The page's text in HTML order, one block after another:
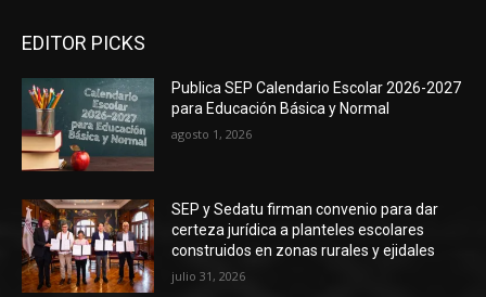
EDITOR PICKS
Publica SEP Calendario Escolar 2026-2027
para Educación Básica y Normal
agosto 1, 2026
SEP y Sedatu firman convenio para dar
certeza jurídica a planteles escolares
construidos en zonas rurales y ejidales
julio 31, 2026